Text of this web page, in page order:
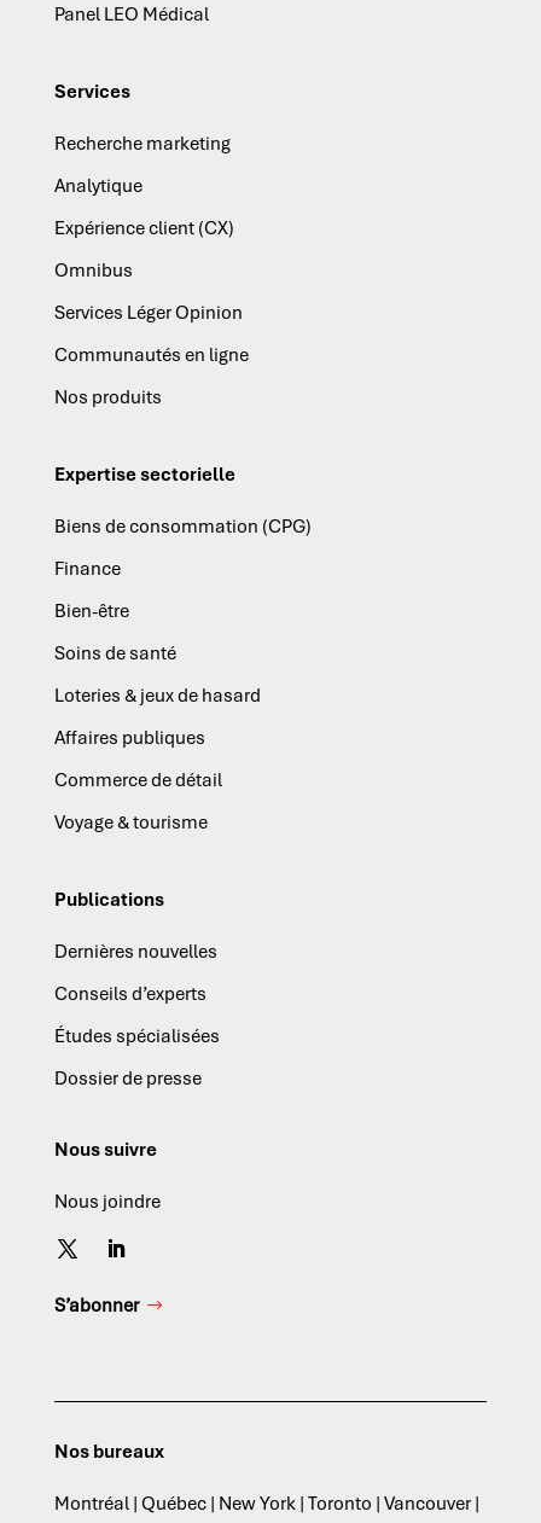
Panel LEO Médical
Services
Recherche marketing
Analytique
Expérience client (CX)
Omnibus
Services Léger Opinion
Communautés en ligne
Nos produits
Expertise sectorielle
Biens de consommation (CPG)
Finance
Bien-être
Soins de santé
Loteries & jeux de hasard
Affaires publiques
Commerce de détail
Voyage & tourisme
Publications
Dernières nouvelles
Conseils d’experts
Études spécialisées
Dossier de presse
Nous suivre
Nous joindre
S’abonner
Nos bureaux
Montréal | Québec | New York | Toronto | Vancouver |